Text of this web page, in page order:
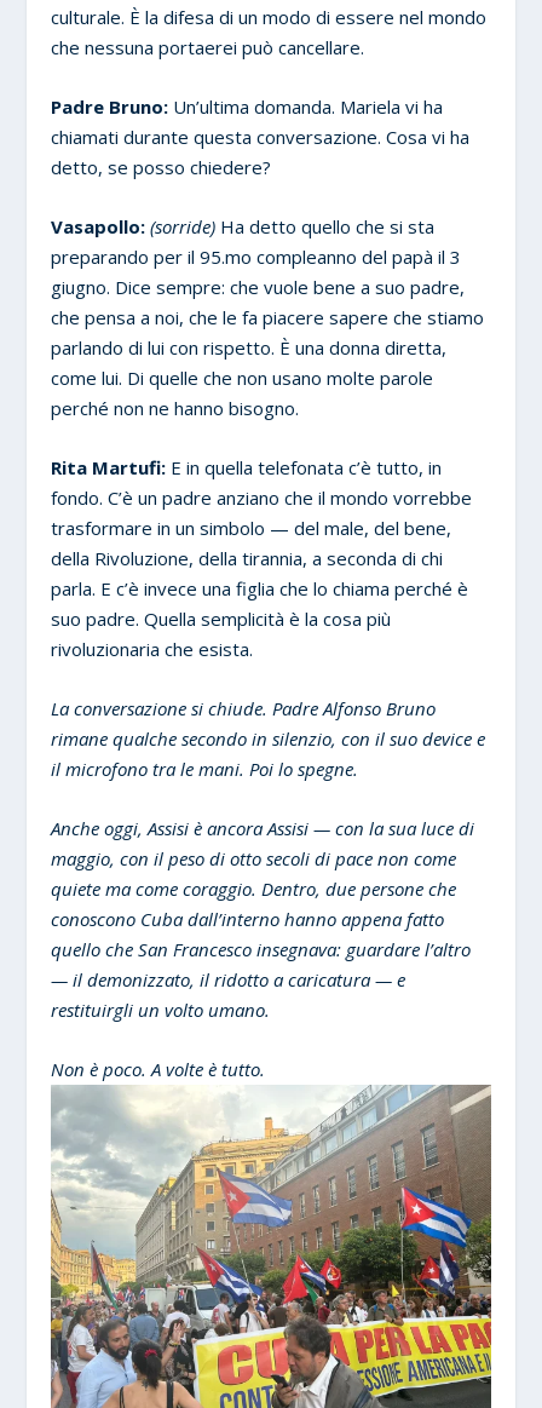
culturale. È la difesa di un modo di essere nel mondo
che nessuna portaerei può cancellare.
Padre Bruno: Un’ultima domanda. Mariela vi ha
chiamati durante questa conversazione. Cosa vi ha
detto, se posso chiedere?
Vasapollo: (sorride) Ha detto quello che si sta
preparando per il 95.mo compleanno del papà il 3
giugno. Dice sempre: che vuole bene a suo padre,
che pensa a noi, che le fa piacere sapere che stiamo
parlando di lui con rispetto. È una donna diretta,
come lui. Di quelle che non usano molte parole
perché non ne hanno bisogno.
Rita Martufi: E in quella telefonata c’è tutto, in
fondo. C’è un padre anziano che il mondo vorrebbe
trasformare in un simbolo — del male, del bene,
della Rivoluzione, della tirannia, a seconda di chi
parla. E c’è invece una figlia che lo chiama perché è
suo padre. Quella semplicità è la cosa più
rivoluzionaria che esista.
La conversazione si chiude. Padre Alfonso Bruno
rimane qualche secondo in silenzio, con il suo device e
il microfono tra le mani. Poi lo spegne.
Anche oggi, Assisi è ancora Assisi — con la sua luce di
maggio, con il peso di otto secoli di pace non come
quiete ma come coraggio. Dentro, due persone che
conoscono Cuba dall’interno hanno appena fatto
quello che San Francesco insegnava: guardare l’altro
— il demonizzato, il ridotto a caricatura — e
restituirgli un volto umano.
Non è poco. A volte è tutto.